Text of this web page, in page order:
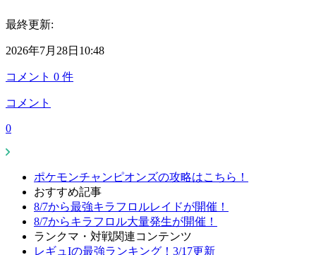
最終更新:
2026年7月28日10:48
コメント 0 件
コメント
0
ポケモンチャンピオンズの攻略はこちら！
おすすめ記事
8/7から最強キラフロルレイドが開催！
8/7からキラフロル大量発生が開催！
ランクマ・対戦関連コンテンツ
レギュIの最強ランキング！3/17更新